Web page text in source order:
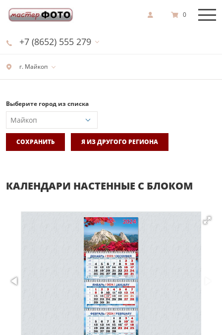
г. Майкоп
+7 (8652) 555 279
0
Выберите город из списка
СОХРАНИТЬ Я ИЗ ДРУГОГО РЕГИОНА
КАЛЕНДАРИ НАСТЕННЫЕ С БЛОКОМ